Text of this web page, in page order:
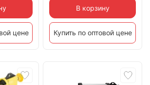
цене
В корзину
Купить по оптовой цене